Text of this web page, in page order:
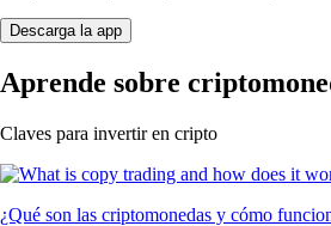
Descarga la app
Aprende sobre
Claves para invertir en cripto
¿Qué son las criptomonedas y cómo